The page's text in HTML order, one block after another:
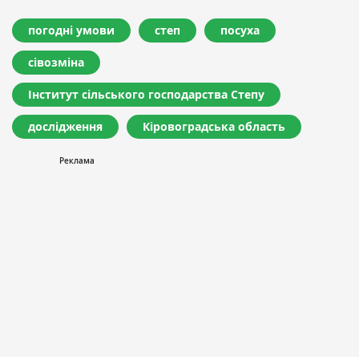
погодні умови степ посуха
сівозміна
Інститут сільського господарства Степу
дослідження Кіровоградська область